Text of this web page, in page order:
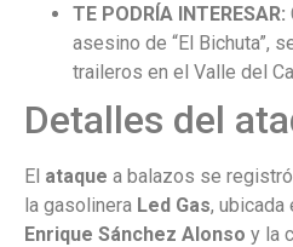
TE PODRÍA INTERESAR:
asesino de “El Bichuta”,
traileros en el Valle del
Detalles del
El ataque a balazos se
la gasolinera Led Gas, ubicada
Enrique Sánchez Alonso y la